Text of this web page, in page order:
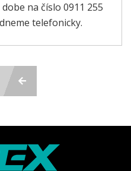
na číslo 0911 255
telefonicky.